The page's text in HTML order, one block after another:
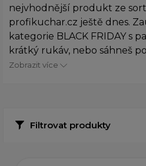
nejvhodnější produkt ze
profikuchar.cz ještě dnes.
kategorie BLACK FRIDAY s
krátký rukáv, nebo sáhneš
Zobrazit více
Filtrovat produkty